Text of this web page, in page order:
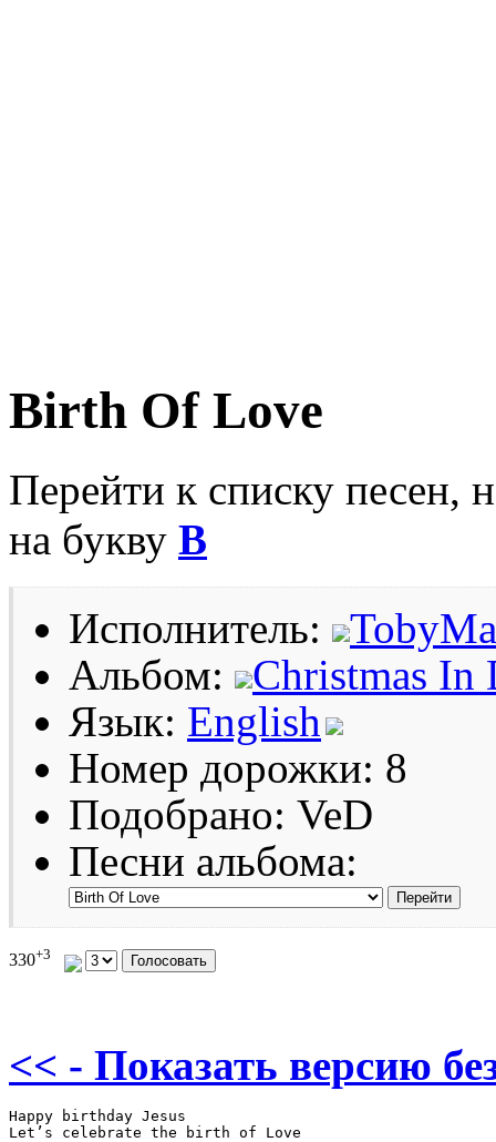
Birth Of Love
Перейти к списку песен,
на букву B
Исполнитель:
Альбом:
Christmas In
Язык: English
Номер дорожки: 8
Подобрано: VeD
Песни альбома:
330+3
<< - Показать версию
Happy birthday Jesus
Let’s celebrate the birth of Love